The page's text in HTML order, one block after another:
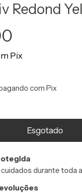
Redond
Pix
com Pix
durante toda